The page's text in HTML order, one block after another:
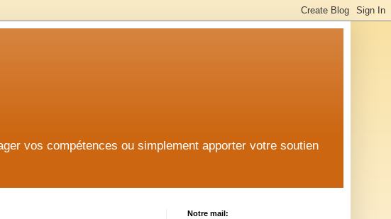
vos compétences ou simplement apporter votre soutien
Notre mail: